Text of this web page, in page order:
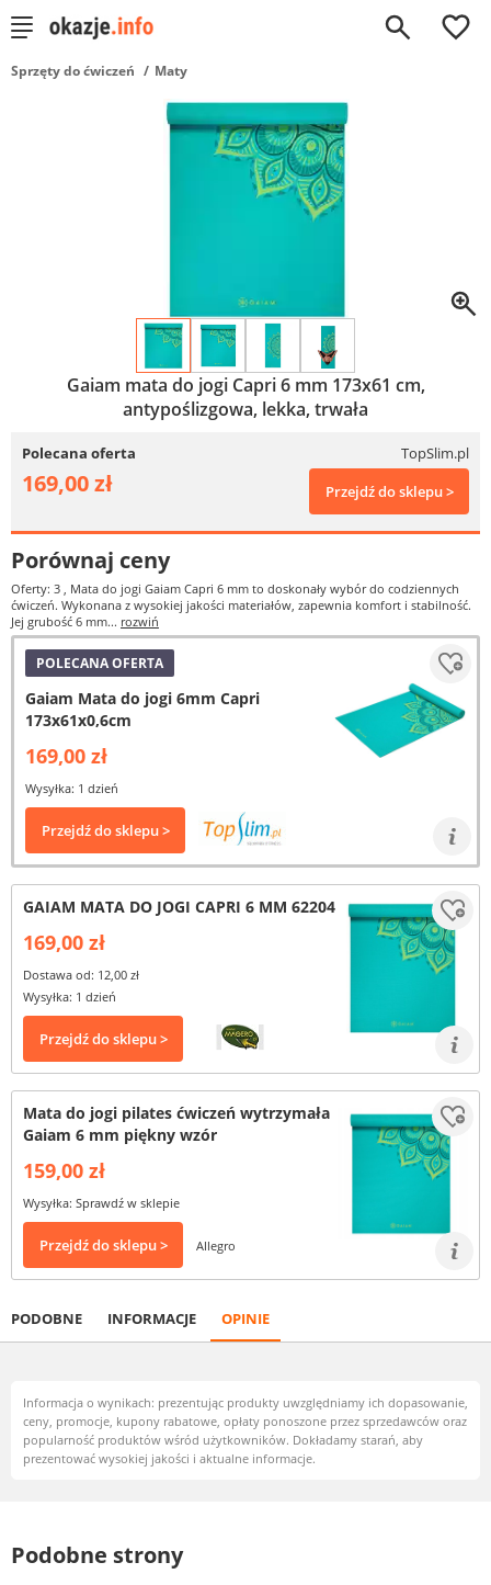
0
Sprzęty do ćwiczeń Maty
Gaiam mata do jogi Capri 6 mm 173x61 cm,
antypoślizgowa, lekka, trwała
Polecana oferta TopSlim.pl
169,00 zł Przejdź do sklepu >
Porównaj ceny
Oferty: 3 , Mata do jogi Gaiam Capri 6 mm to doskonały wybór do codziennych
ćwiczeń. Wykonana z wysokiej jakości materiałów, zapewnia komfort i stabilność.
Jej grubość 6 mm... rozwiń
POLECANA OFERTA
Gaiam Mata do jogi 6mm Capri
173x61x0,6cm
169,00 zł
Wysyłka: 1 dzień
Przejdź do sklepu >
GAIAM MATA DO JOGI CAPRI 6 MM 62204
169,00 zł
Dostawa od: 12,00 zł
Wysyłka: 1 dzień
Przejdź do sklepu >
Mata do jogi pilates ćwiczeń wytrzymała
Gaiam 6 mm piękny wzór
159,00 zł
Wysyłka: Sprawdź w sklepie
Przejdź do sklepu > Allegro
PODOBNE INFORMACJE OPINIE
Informacja o wynikach: prezentując produkty uwzględniamy ich dopasowanie,
ceny, promocje, kupony rabatowe, opłaty ponoszone przez sprzedawców oraz
popularność produktów wśród użytkowników. Dokładamy starań, aby
prezentować wysokiej jakości i aktualne informacje.
Podobne strony